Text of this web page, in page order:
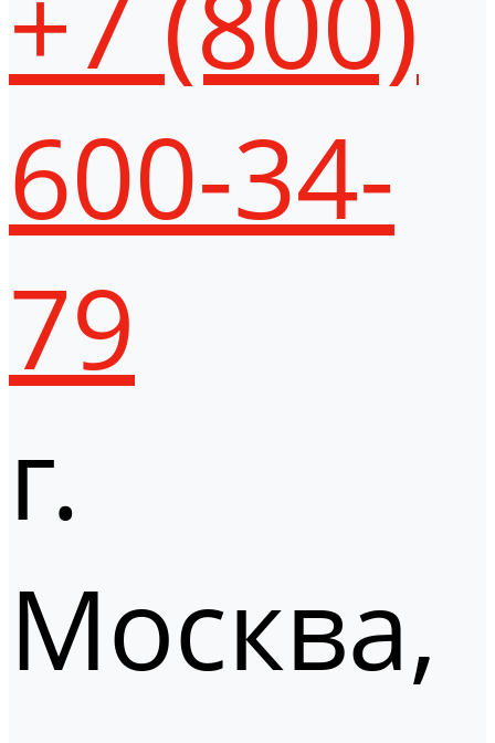
600-34-
79
г.
Москва,